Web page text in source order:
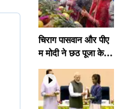
चिराग पासवान और पीए
म मोदी ने छठ पूजा के स
मापन पर देशवासियों को
दी शुभकामनाएं, छठी
मैया से देश की समृद्धि की
कामना की